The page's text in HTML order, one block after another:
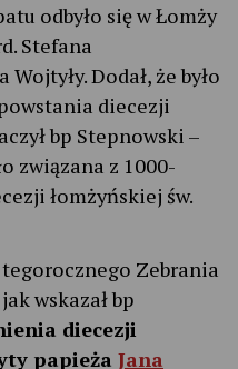
odbyło się w Łomży
Stefana
Dodał, że było
diecezji
bp Stepnowski –
związana z 1000-
łomżyńskiej św.
Zebrania
wskazał bp
diecezji
papieża Jana